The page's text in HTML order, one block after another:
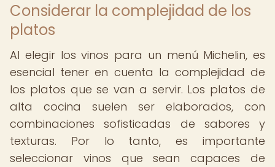
Considerar la complejidad de los
platos
Al elegir los vinos para un menú Michelin, es
esencial tener en cuenta la complejidad de
los platos que se van a servir. Los platos de
alta cocina suelen ser elaborados, con
combinaciones sofisticadas de sabores y
texturas. Por lo tanto, es importante
seleccionar vinos que sean capaces de